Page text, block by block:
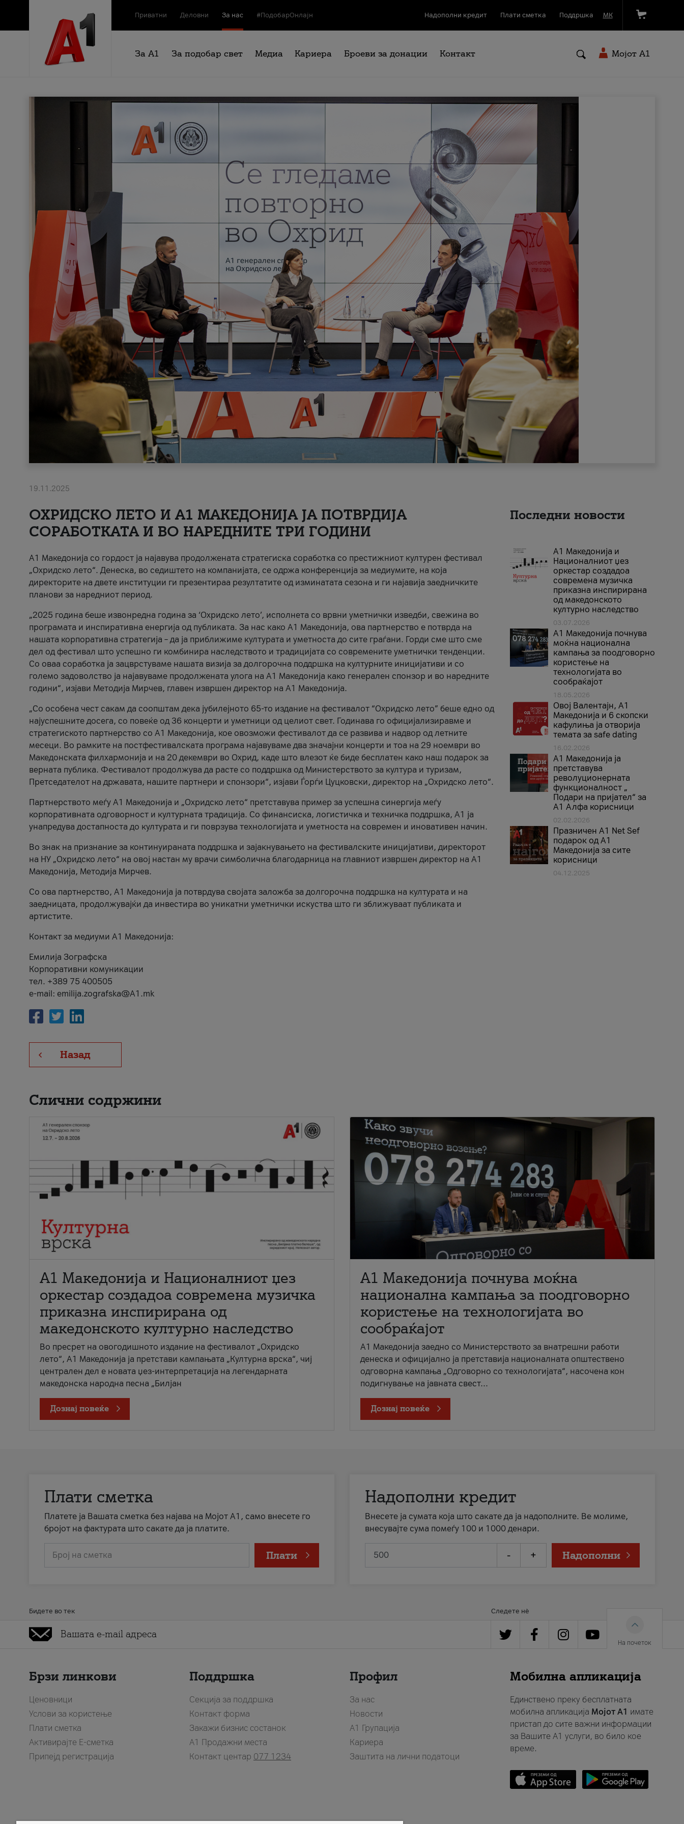
Приватни Деловни За нас #ПодобарОнлајн Надополни кредит Плати сметка Поддршка МК
За А1 За подобар свет Медиа Кариера Броеви за донации Контакт Мојот A1
19.11.2025
ОХРИДСКО ЛЕТО И A1 МАКЕДОНИЈА ЈА ПОТВРДИЈА
СОРАБОТКАТА И ВО НАРЕДНИТЕ ТРИ ГОДИНИ
A1 Македонија со гордост ја најавува продолжената стратегиска соработка со престижниот културен фестивал
„Охридско лето“. Денеска, во седиштето на компанијата, се одржа конференција за медиумите, на која
директорите на двете институции ги презентираа резултатите од изминатата сезона и ги најавија заедничките
планови за наредниот период.
„2025 година беше извонредна година за ‘Охридско лето’, исполнета со врвни уметнички изведби, свежина во
програмата и инспиративна енергија од публиката. За нас како A1 Македонија, ова партнерство е потврда на
нашата корпоративна стратегија – да ја приближиме културата и уметноста до сите граѓани. Горди сме што сме
дел од фестивал што успешно ги комбинира наследството и традицијата со современите уметнички тенденции.
Со оваа соработка ја зацврстуваме нашата визија за долгорочна поддршка на културните иницијативи и со
големо задоволство ја најавуваме продолжената улога на A1 Македонија како генерален спонзор и во наредните
години“, изјави Методија Мирчев, главен извршен директор на A1 Македонија.
„Со особена чест сакам да соопштам дека јубилејното 65-то издание на фестивалот “Охридско лето” беше едно од
најуспешните досега, со повеќе од 36 концерти и уметници од целиот свет. Годинава го официјализиравме и
стратегиското партнерство со А1 Македонија, кое овозможи фестивалот да се развива и надвор од летните
месеци. Во рамките на постфестивалската програма најавуваме два значајни концерти и тоа на 29 ноември во
Македонската филхармонија и на 20 декември во Охрид, каде што влезот ќе биде бесплатен како наш подарок за
верната публика. Фестивалот продолжува да расте со поддршка од Министерството за култура и туризам,
Претседателот на државата, нашите партнери и спонзори“, изјави Ѓорѓи Цуцковски, директор на „Охридско лето“.
Партнерството меѓу A1 Македонија и „Охридско лето“ претставува пример за успешна синергија меѓу
корпоративната одговорност и културната традиција. Со финансиска, логистичка и техничка поддршка, A1 ја
унапредува достапноста до културата и ги поврзува технологијата и уметноста на современ и иновативен начин.
Во знак на признание за континуираната поддршка и зајакнувањето на фестивалските иницијативи, директорот
на НУ „Охридско лето“ на овој настан му врачи симболична благодарница на главниот извршен директор на A1
Македонија, Методија Мирчев.
Со ова партнерство, A1 Македонија ја потврдува својата заложба за долгорочна поддршка на културата и на
заедницата, продолжувајќи да инвестира во уникатни уметнички искуства што ги зближуваат публиката и
артистите.
Контакт за медиуми А1 Македонија:
Емилија Зографска
Корпоративни комуникации
тел. +389 75 400505
e-mail: emilija.zografska@A1.mk
Назад
Последни новости
А1 Македонија и
Националниот џез
оркестар создадоа
современа музичка
приказна инспирирана
од македонското
културно наследство
03.07.2026
A1 Македонија почнува
моќна национална
кампања за поодговорно
користење на
технологијата во
сообраќајот
18.05.2026
Овој Валентајн, A1
Македонија и 6 скопски
кафулиња ја отворија
темата за safe dating
16.02.2026
А1 Македонија ја
претставува
револуционерната
функционалност „
Подари на пријател“ за
А1 Алфа корисници
02.02.2026
Празничен A1 Net Sеf
подарок од А1
Македонија за сите
корисници
04.12.2025
Слични содржини
А1 Македонија и Националниот џез
оркестар создадоа современа музичка
приказна инспирирана од
македонското културно наследство
Во пресрет на овогодишното издание на фестивалот „Охридско
лето“, А1 Македонија ја претстави кампањата „Културна врска“, чиј
централен дел е новата џез-интерпретација на легендарната
македонска народна песна „Билјан
Дознај повеќе
A1 Македонија почнува моќна
национална кампања за поодговорно
користење на технологијата во
сообраќајот
A1 Македонија заедно со Министерството за внатрешни работи
денеска и официјално ја претставија националната општествено
одговорна кампања „Одговорно со технологијата“, насочена кон
подигнување на јавната свест...
Дознај повеќе
Плати сметка
Платете ја Вашата сметка без најава на Мојот А1, само внесете го
бројот на фактурата што сакате да ја платите.
Број на сметка Плати
Надополни кредит
Внесете ја сумата која што сакате да ја надополните. Ве молиме,
внесувајте сума помеѓу 100 и 1000 денари.
- + Надополни
Бидете во тек Следете нè
На почеток
Брзи линкови
Ценовници
Услови за користење
Плати сметка
Активирајте Е-сметка
Припејд регистрација
Поддршка
Секција за поддршка
Контакт форма
Закажи бизнис состанок
A1 Продажни места
Контакт центар 077 1234
Профил
За нас
Новости
А1 Групација
Кариера
Заштита на лични податоци
Мобилна апликација
Единствено преку бесплатната
мобилна апликација Мојот A1 имате
пристап до сите важни информации
за Вашите A1 услуги, во било кое
време.